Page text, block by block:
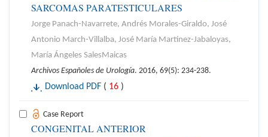
SARCOMAS PARATESTICULARES
Jorge Panach-Navarrete, Andrés Morales-Giraldo, José
Antonio March-Villalba, José María Martínez-Jabaloyas,
María Ángeles SalesMaicas
Archivos Españoles de Urología. 2016, 69(5): 234-238.
Download PDF ( 16 )
Case Report
CONGENITAL ANTERIOR